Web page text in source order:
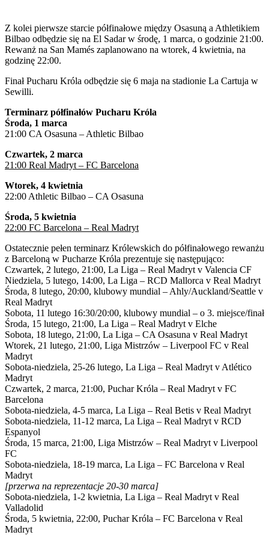
Z kolei pierwsze starcie półfinałowe między Osasuną a Athletikiem
Bilbao odbędzie się na El Sadar w środę, 1 marca, o godzinie 21:00.
Rewanż na San Mamés zaplanowano na wtorek, 4 kwietnia, na
godzinę 22:00.
Finał Pucharu Króla odbędzie się 6 maja na stadionie La Cartuja w
Sewilli.
Terminarz półfinałów Pucharu Króla
Środa, 1 marca
21:00 CA Osasuna – Athletic Bilbao
Czwartek, 2 marca
21:00 Real Madryt – FC Barcelona
Wtorek, 4 kwietnia
22:00 Athletic Bilbao – CA Osasuna
Środa, 5 kwietnia
22:00 FC Barcelona – Real Madryt
Ostatecznie pełen terminarz Królewskich do półfinałowego rewanżu
z Barceloną w Pucharze Króla prezentuje się następująco:
Czwartek, 2 lutego, 21:00, La Liga – Real Madryt v Valencia CF
Niedziela, 5 lutego, 14:00, La Liga – RCD Mallorca v Real Madryt
Środa, 8 lutego, 20:00, klubowy mundial – Ahly/Auckland/Seattle v
Real Madryt
Sobota, 11 lutego 16:30/20:00, klubowy mundial – o 3. miejsce/finał
Środa, 15 lutego, 21:00, La Liga – Real Madryt v Elche
Sobota, 18 lutego, 21:00, La Liga – CA Osasuna v Real Madryt
Wtorek, 21 lutego, 21:00, Liga Mistrzów – Liverpool FC v Real
Madryt
Sobota-niedziela, 25-26 lutego, La Liga – Real Madryt v Atlético
Madryt
Czwartek, 2 marca, 21:00, Puchar Króla – Real Madryt v FC
Barcelona
Sobota-niedziela, 4-5 marca, La Liga – Real Betis v Real Madryt
Sobota-niedziela, 11-12 marca, La Liga – Real Madryt v RCD
Espanyol
Środa, 15 marca, 21:00, Liga Mistrzów – Real Madryt v Liverpool
FC
Sobota-niedziela, 18-19 marca, La Liga – FC Barcelona v Real
Madryt
[przerwa na reprezentacje 20-30 marca]
Sobota-niedziela, 1-2 kwietnia, La Liga – Real Madryt v Real
Valladolid
Środa, 5 kwietnia, 22:00, Puchar Króla – FC Barcelona v Real
Madryt